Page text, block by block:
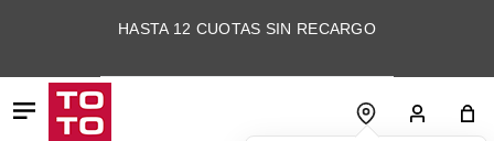
HASTA 12 CUOTAS SIN RECARGO